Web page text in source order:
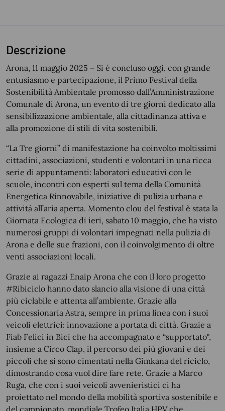
Descrizione
Arona, 11 maggio 2025 – Si è concluso oggi, con grande
entusiasmo e partecipazione, il Primo Festival della
Sostenibilità Ambientale promosso dall’Amministrazione
Comunale di Arona, un evento di tre giorni dedicato alla
sensibilizzazione ambientale, alla cittadinanza attiva e
alla promozione di stili di vita sostenibili.
“La Tre giorni” di manifestazione ha coinvolto moltissimi
cittadini, associazioni, studenti e volontari in una ricca
serie di appuntamenti: laboratori educativi con le
scuole, incontri con esperti sul tema della Comunità
Energetica Rinnovabile, iniziative di pulizia urbana e
attività all’aria aperta. Momento clou del festival è stata la
Giornata Ecologica di ieri, sabato 10 maggio, che ha visto
numerosi gruppi di volontari impegnati nella pulizia di
Arona e delle sue frazioni, con il coinvolgimento di oltre
venti associazioni locali.
Grazie ai ragazzi Enaip Arona che con il loro progetto
#Ribiciclo hanno dato slancio alla visione di una città
più ciclabile e attenta all’ambiente. Grazie alla
Concessionaria Astra, sempre in prima linea con i suoi
veicoli elettrici: innovazione a portata di città. Grazie a
Fiab Felici in Bici che ha accompagnato e “supportato",
insieme a Circo Clap, il percorso dei più giovani e dei
piccoli che si sono cimentati nella Gimkana del riciclo,
dimostrando cosa vuol dire fare rete. Grazie a Marco
Ruga, che con i suoi veicoli avvenieristici ci ha
proiettato nel mondo della mobilità sportiva sostenibile e
del campionato mondiale Trofeo Italia HPV che